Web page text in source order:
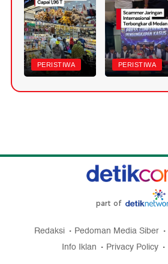
PERISTIWA PERISTIWA
part of
Redaksi Pedoman Media Siber
Info Iklan
Privacy Policy